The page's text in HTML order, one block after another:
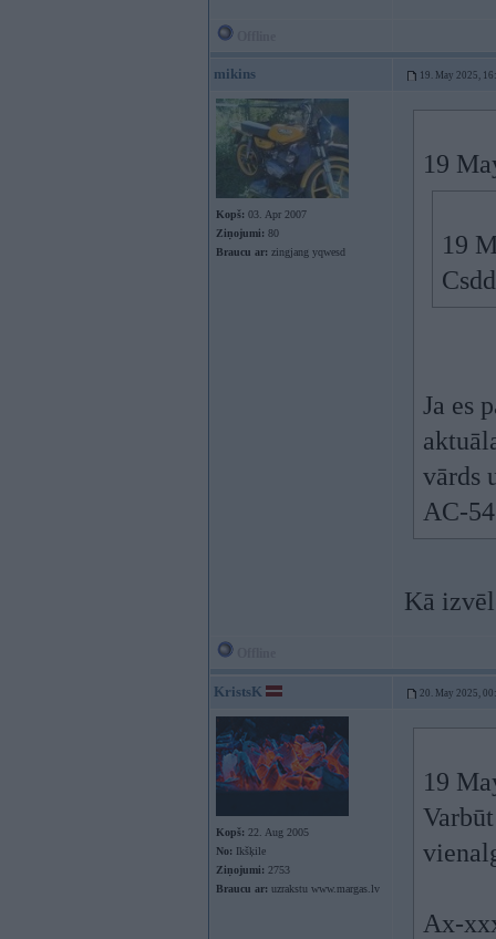
mikins 19. May 2025,
Kopš: 03. Apr 2007
Ziņojumi: 80
Braucu ar: zingjang yqwesd
19
19
Ja es
vārds
AC-
Kā
KristsK 20. May 2025,
Kopš: 22. Aug 2005
No: Ikšķile
Ziņojumi: 2753
Braucu ar: uzrakstu www.margas.lv
19
Ax-